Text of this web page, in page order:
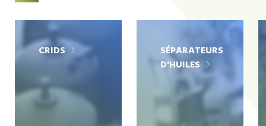
CRIDS
SÉPARATEURS
D'HUILES